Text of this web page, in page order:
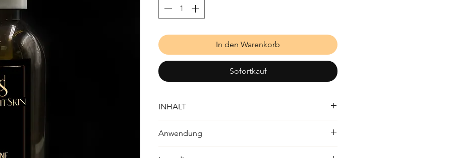
In den Warenkorb
Sofortkauf
INHALT
Anwendung